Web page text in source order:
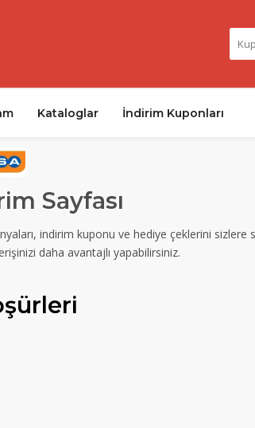
Kataloglar İndirim Kuponları
Sayfası
indirim kuponu ve hediye çeklerini sizlere
daha avantajlı yapabilirsiniz.